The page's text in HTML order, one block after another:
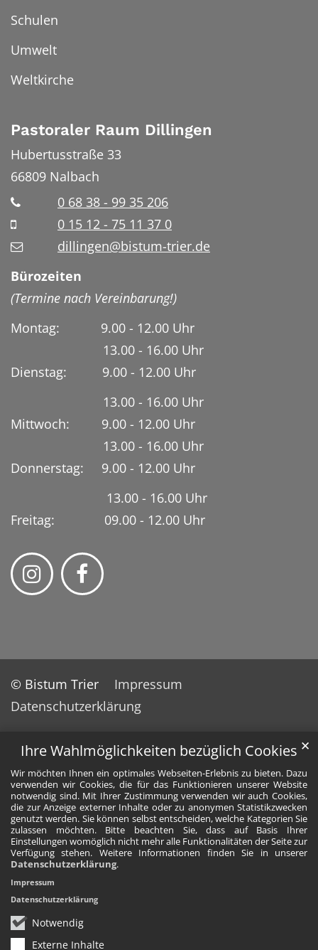
Ihre Wahlmöglichkeiten bezüglich Cookies
Wir möchten Ihnen ein optimales Webseiten-Erlebnis zu bieten. Dazu
verwenden wir Cookies, die für das Funktionieren unserer Website
notwendig sind. Mit Ihrer Zustimmung verwenden wir auch Cookies,
die zur Anzeige externer Inhalte oder zu anonymen Statistikzwecken
genutzt werden. Sie können selbst entscheiden, welche Kategorien Sie
zulassen möchten. Bitte beachten Sie, dass auf Basis Ihrer
Einstellungen womöglich nicht mehr alle Funktionalitäten der Seite zur
Verfügung stehen. Weitere Informationen finden Sie in unserer
Datenschutzerklärung.
Notwendig
Externe Inhalte
✕
Impressum
Datenschutzerklärung
Schulen
Umwelt
Weltkirche
Pastoraler Raum Dillingen
Hubertusstraße 33
66809 Nalbach
0 68 38 - 99 35 206
0 15 12 - 75 11 37 0
dillingen@bistum-trier.de
Bürozeiten
(Termine nach Vereinbarung!)
Montag: 9.00 - 12.00 Uhr
13.00 - 16.00 Uhr
Dienstag:
9.00 - 12.00 Uhr
13.00 - 16.00 Uhr
Mittwoch: 9.00 - 12.00 Uhr
13.00 - 16.00 Uhr
Donnerstag: 9.00 - 12.00 Uhr
13.00 - 16.00 Uhr
Freitag: 09.00 - 12.00 Uhr
© Bistum Trier
Impressum
Datenschutzerklärung